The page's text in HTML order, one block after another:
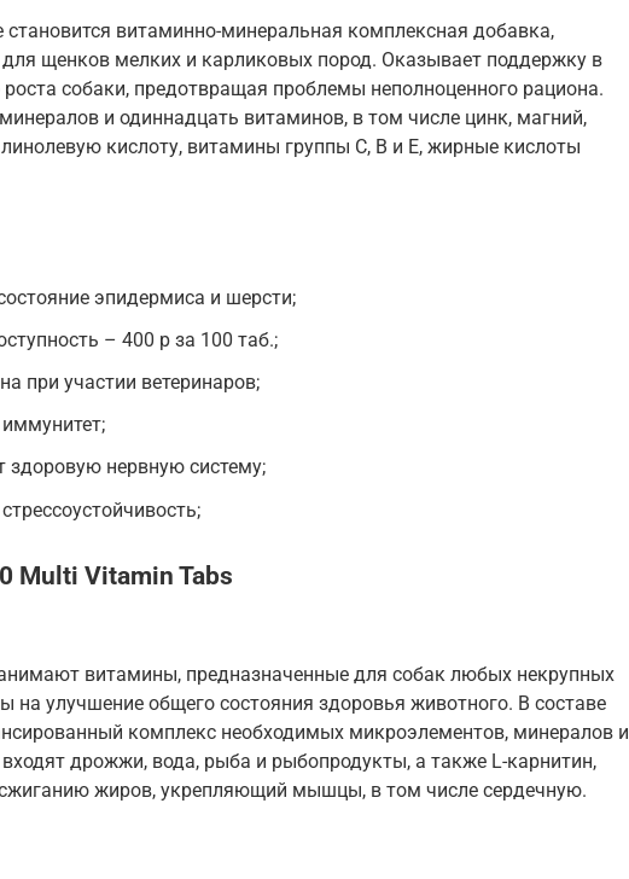
становится витаминно-минеральная комплексная добавка,
щенков мелких и карликовых пород. Оказывает поддержку в
роста собаки, предотвращая проблемы неполноценного рациона.
и одиннадцать витаминов, в том числе цинк, магний,
кислоту, витамины группы С, В и Е, жирные кислоты
эпидермиса и шерсти;
– 400 р за 100 таб.;
при участии ветеринаров;
здоровую нервную систему;
Multi Vitamin Tabs
витамины, предназначенные для собак любых некрупных
на улучшение общего состояния здоровья животного. В составе
комплекс необходимых микроэлементов, минералов и
дрожжи, вода, рыба и рыбопродукты, а также L-карнитин,
жиров, укрепляющий мышцы, в том числе сердечную.